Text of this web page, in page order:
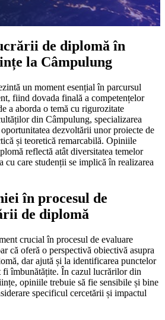
de diplomă în
la Câmpulung
un moment esențial în parcursul
fiind dovada finală a competențelor
a aborda o temă cu rigurozitate
din Câmpulung, specializarea
dezvoltării unor proiecte de
și teoretică remarcabilă. Opiniile
reflectă atât diversitatea temelor
cu care studenții se implică în realizarea
în procesul de
de diplomă
crucial în procesul de evaluare
că oferă o perspectivă obiectivă asupra
dar ajută și la identificarea punctelor
fi îmbunătățite. În cazul lucrărilor din
opiniile trebuie să fie sensibile și bine
specificul cercetării și impactul